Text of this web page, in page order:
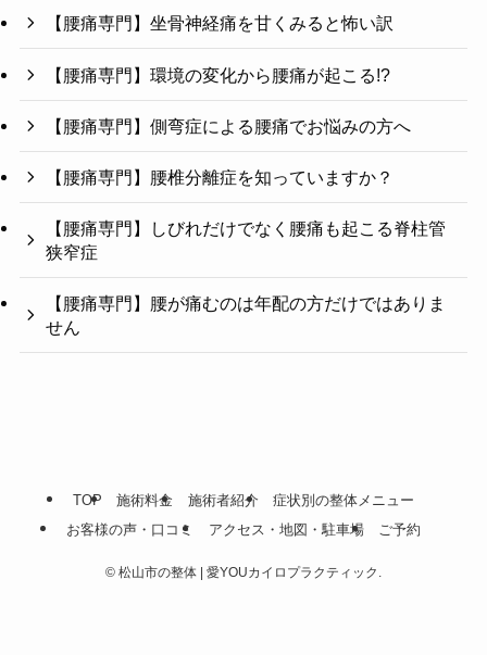
【腰痛専門】坐骨神経痛を甘くみると怖い訳
【腰痛専門】環境の変化から腰痛が起こる!?
【腰痛専門】側弯症による腰痛でお悩みの方へ
【腰痛専門】腰椎分離症を知っていますか？
【腰痛専門】しびれだけでなく腰痛も起こる脊柱管
狭窄症
【腰痛専門】腰が痛むのは年配の方だけではありま
せん
TOP 施術料金 施術者紹介
症状別の整体メニュー
お客様の声・口コミ
アクセス・地図・駐車場 ご予約
© 松山市の整体 | 愛YOUカイロプラクティック.